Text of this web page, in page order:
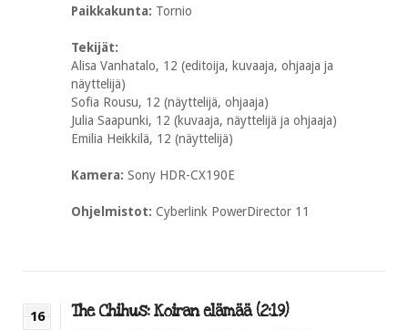
Paikkakunta: Tornio
Tekijät:
Alisa Vanhatalo, 12 (editoija, kuvaaja, ohjaaja ja
näyttelijä)
Sofia Rousu, 12 (näyttelijä, ohjaaja)
Julia Saapunki, 12 (kuvaaja, näyttelijä ja ohjaaja)
Emilia Heikkilä, 12 (näyttelijä)
Kamera: Sony HDR-CX190E
Ohjelmistot: Cyberlink PowerDirector 11
16 The Chihus: Koiran elämää (2:19)